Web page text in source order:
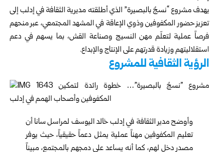
يهدف مشروع “نسجٌ بالبصيرة” الذي أطلقته مديرية الثقافة فيإدلبإلى
تعزيز حضور المكفوفين وذوي الإعاقة في المشهد المجتمعي، عبر منحهم
فرصاً عملية لتعلّم مهن النسيج وصناعة القش، بما يسهم في دعم
استقلاليتهم وزيادة قدرتهم على الإنتاج والإبداع.
الرؤية الثقافية للمشروع
وأوضح مدير الثقافة في إدلب خالد اليوسف لمراسل سانا أن
تعليم المكفوفين مهناً عملية يمثل دعماً حقيقياً، حيث يوفر
مصدر دخل لهم، كما أنه يساعد على دمجهم بالمجتمع، مبيناً